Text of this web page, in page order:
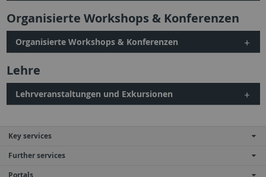
Organisierte Workshops & Konferenzen
Organisierte Workshops & Konferenzen
Lehre
Lehrveranstaltungen und Exkursionen
Key services
Further services